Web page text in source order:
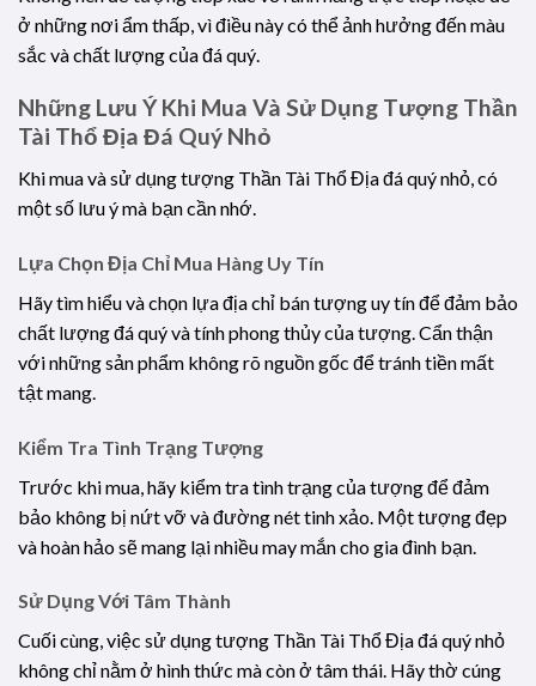
ở những nơi ẩm thấp, vì điều này có thể ảnh hưởng đến màu
sắc và chất lượng của đá quý.
Những Lưu Ý Khi Mua Và Sử Dụng Tượng Thần
Tài Thổ Địa Đá Quý Nhỏ
Khi mua và sử dụng tượng Thần Tài Thổ Địa đá quý nhỏ, có
một số lưu ý mà bạn cần nhớ.
Lựa Chọn Địa Chỉ Mua Hàng Uy Tín
Hãy tìm hiểu và chọn lựa địa chỉ bán tượng uy tín để đảm bảo
chất lượng đá quý và tính phong thủy của tượng. Cẩn thận
với những sản phẩm không rõ nguồn gốc để tránh tiền mất
tật mang.
Kiểm Tra Tình Trạng Tượng
Trước khi mua, hãy kiểm tra tình trạng của tượng để đảm
bảo không bị nứt vỡ và đường nét tinh xảo. Một tượng đẹp
và hoàn hảo sẽ mang lại nhiều may mắn cho gia đình bạn.
Sử Dụng Với Tâm Thành
Cuối cùng, việc sử dụng tượng Thần Tài Thổ Địa đá quý nhỏ
không chỉ nằm ở hình thức mà còn ở tâm thái. Hãy thờ cúng